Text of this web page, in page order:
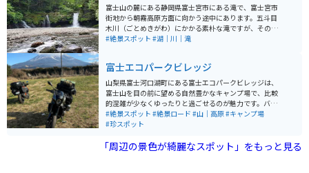
富士山の麓にある静岡県富士宮市にある滝で、富士宮市
街地から朝霧高原方面に向かう途中にあります。五斗目
木川（ごとめきがわ）にかかる素朴な滝ですが、その流
れは川の水と富士山の伏流水があちこちの岩の隙間から
す。滝の名前の由来は、源頼朝が富士の巻狩りで近くに
陣を張ったことから呼ばれています。静かな集落の中に
あり、素朴な雰囲気が魅力で、隠れた名所となっていま
す。
#絶景スポット #湖｜川｜滝
富士エコパークビレッジ
山梨県富士河口湖町にある富士エコパークビレッジは、
富士山を目の前に望める自然豊かなキャンプ場で、比較
的混雑が少なくゆったりと過ごせるのが魅力です。バイ
クプランはバイク料金込みで1泊3,080円（2025年12月
時点）と利用しやすく、ツーリングの拠点としても適し
ですが、一部のサイトは傾斜があるため、バイク利用の
#絶景スポット #絶景ロード #山｜高原#キャンプ場
#珍スポット
「周辺の景色が綺麗なスポット」をもっと見る